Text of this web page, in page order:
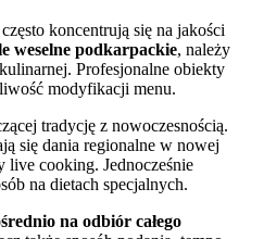
koncentrują się na jakości
weselne podkarpackie, należy
Profesjonalne obiekty
modyfikacji menu.
tradycję z nowoczesnością.
się dania regionalne w nowej
live cooking. Jednocześnie
na dietach specjalnych.
na odbiór całego